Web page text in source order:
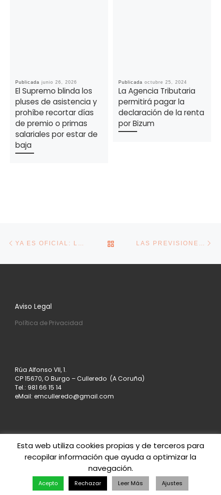
Publicada junio 26, 2026
El Supremo blinda los
pluses de asistencia y
prohíbe recortar días
de premio o primas
salariales por estar de
baja
Publicada octubre 25, 2024
La Agencia Tributaria
permitirá pagar la
declaración de la renta
por Bizum
VOLVER A LA LISTA DE
Aviso Legal
Política de Privacidad
Rúa Alfonso VII, 1.
CP 15670, O Burgo – Culleredo (A Coruña)
Tel.: 981 66 15 14
eMail: emculleredo@gmail.com
© 2026Asociación de Empresarios de Culleredo
Todos los derechos reservados
Creado con – Diseñado con el Tema Customizr
Esta web utiliza cookies propias y de terceros para
recopilar información que ayuda a optimizar la
navegación.
Acepto Rechazar Leer Más Ajustes